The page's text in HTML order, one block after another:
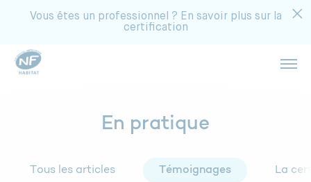
Vous êtes un professionnel ? En savoir plus sur la
certification
Catégorie :
En pratique
Tous les articles Témoignages La
Bénéficiez d’une température idéale